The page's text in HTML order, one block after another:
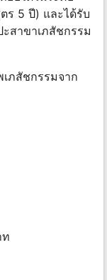
ร 5 ปี) และได้รับ
สาขาเภสัชกรรม
ภสัชกรรมจาก